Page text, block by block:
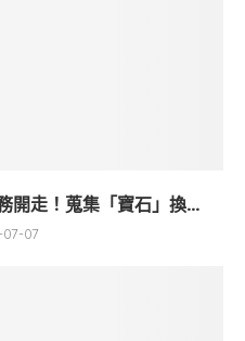
開走！蒐集「寶石」換...
07